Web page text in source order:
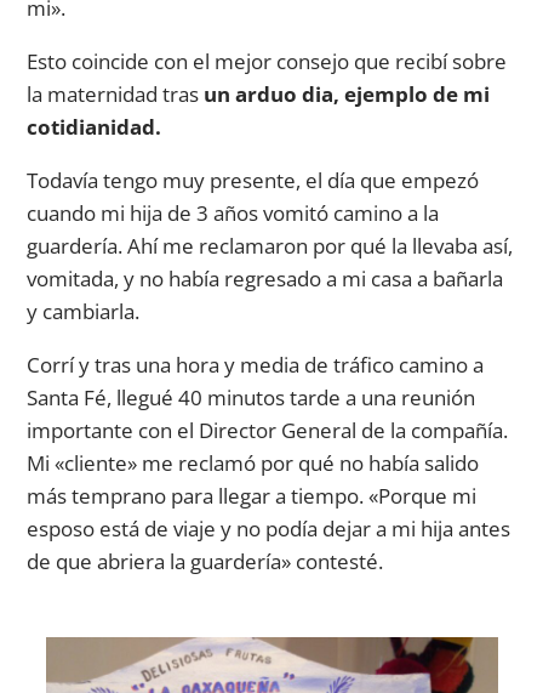
mi».
Esto coincide con el mejor consejo que recibí sobre
la maternidad tras un arduo dia, ejemplo de mi
cotidianidad.
Todavía tengo muy presente, el día que empezó
cuando mi hija de 3 años vomitó camino a la
guardería. Ahí me reclamaron por qué la llevaba así,
vomitada, y no había regresado a mi casa a bañarla
y cambiarla.
Corrí y tras una hora y media de tráfico camino a
Santa Fé, llegué 40 minutos tarde a una reunión
importante con el Director General de la compañía.
Mi «cliente» me reclamó por qué no había salido
más temprano para llegar a tiempo. «Porque mi
esposo está de viaje y no podía dejar a mi hija antes
de que abriera la guardería» contesté.